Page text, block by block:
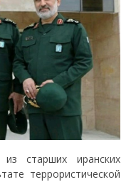
старших иранских
террористической